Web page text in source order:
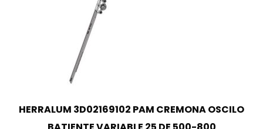
HERRALUM 3D02169102 PAM CREMONA OSCILO